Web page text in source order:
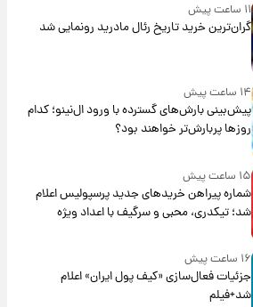
۱۱ ساعت پیش
گران‌ترین خرید تاریخ رئال مادرید رونمایی شد
۱۴ ساعت پیش
پیش‌بینی بارش‌های گسترده با ورود ال‌نینو؛ کدام
روزها پربارش‌تر خواهند بود؟
۱۵ ساعت پیش
شماره پیراهن خریدهای جدید پرسپولیس اعلام
شد؛ تیکدری، محبی و سرگیف با اعداد ویژه
۱۶ ساعت پیش
جزئیات فعال‌سازی «کیف پول ایران» اعلام
شد+فیلم